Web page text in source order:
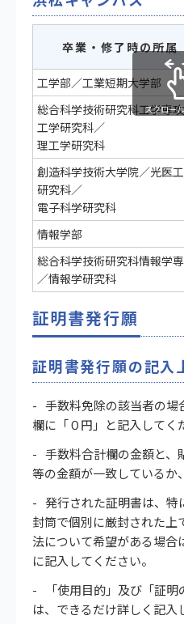
卒業・修了時の所属
工学部／工業短期大学部
総合科学技術研究科工学専
工学研究科／
理工学研究科
創造科学技術大学院／光医
研究科／
電子科学研究科
情報学部
総合科学技術研究科情報学
／情報学研究科
スクロー
証明書発行願
証明書発行願の記入
手数料免除の該当者の
欄に「０円」と記入してく
手数料合計欄の金額と、
等の金額が一致しているか
発行された証明書は、特
封筒で個別に厳封された上
法について希望がある場合
に記入してください。
「使用目的」及び「証
は、できるだけ詳しく記入